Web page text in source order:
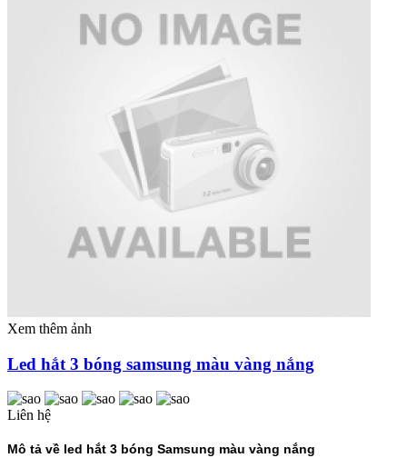
Xem thêm ảnh
Led hắt 3 bóng samsung màu vàng nắng
Liên hệ
Mô tả về led hắt 3 bóng Samsung màu vàng nắng